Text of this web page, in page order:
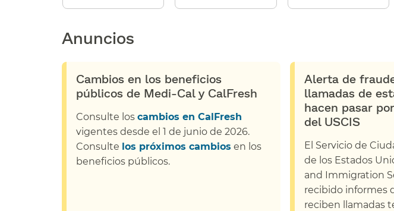
Anuncios​​
Cambios en los beneficios
públicos de Medi-Cal y CalFresh​​
Consulte los cambios en CalFresh
vigentes desde el 1 de junio de 2026.
Consulte los próximos cambios en los
beneficios públicos.​​
Alerta de
llamadas de
hacen pasar
del USCIS​​
El Servicio de
de los Estados
and Immigration
recibido informes
reciben llamadas